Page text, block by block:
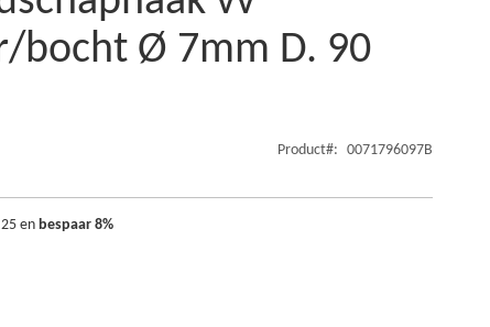
bocht Ø 7mm D. 90
Product 0071796097B
en bespaar 8%